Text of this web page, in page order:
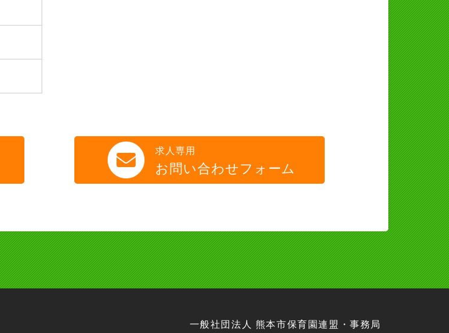
求人専用
お問い合わせフォーム
一般社団法人 熊本市保育園連盟・事務局